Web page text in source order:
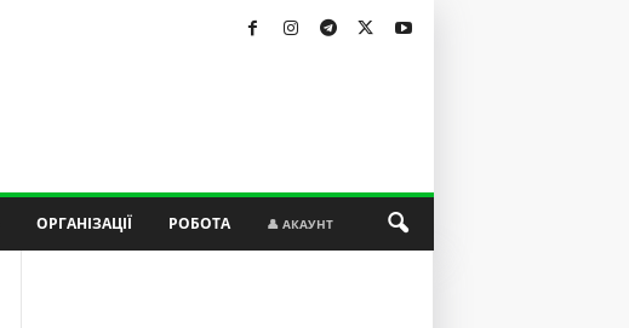
ОРГАНІЗАЦІЇ РОБОТА 👤 АКАУНТ